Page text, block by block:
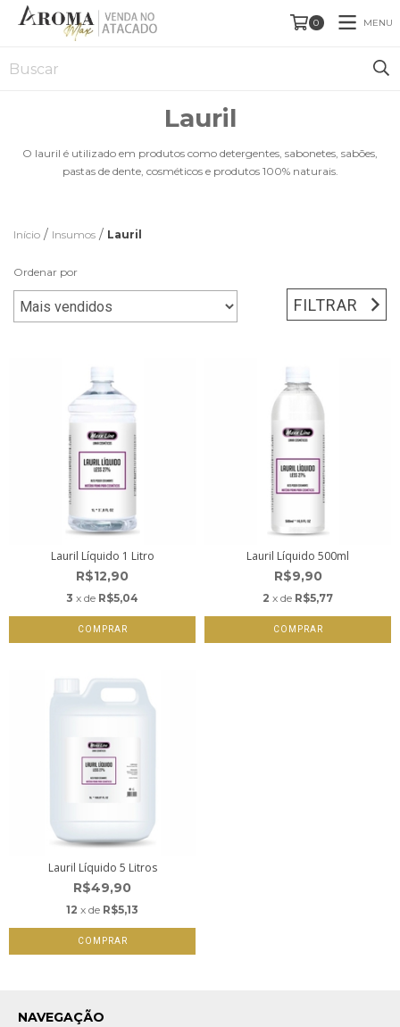
0 MENU
Lauril
O lauril é utilizado em produtos como detergentes, sabonetes, sabões,
pastas de dente, cosméticos e produtos 100% naturais.
Início / Insumos / Lauril
Ordenar por
FILTRAR
Lauril Líquido 1 Litro
R$12,90
3 x de R$5,04
Lauril Líquido 500ml
R$9,90
2 x de R$5,77
Lauril Líquido 5 Litros
R$49,90
12 x de R$5,13
NAVEGAÇÃO